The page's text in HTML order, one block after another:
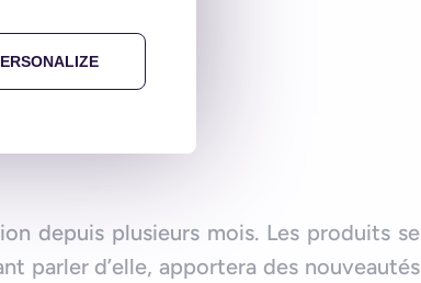
depuis plusieurs mois. Les produits se
parler d’elle, apportera des nouveautés